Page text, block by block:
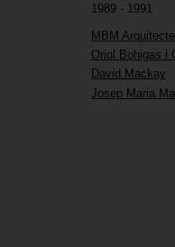
1989 - 1991
MBM
Oriol Bohigas i
David Mackay
Josep Maria